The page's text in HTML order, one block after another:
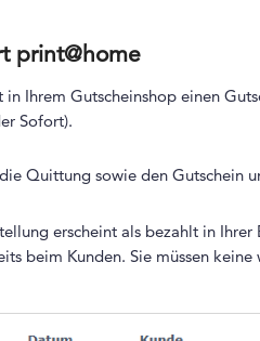
print@home
in Ihrem Gutscheinshop einen
Sofort).
Quittung sowie den Gutschein
erscheint als bezahlt in
beim Kunden. Sie müssen